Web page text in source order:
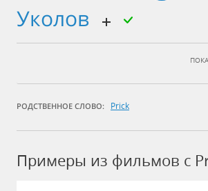
уколов
РОДСТВЕННОЕ СЛОВО: Prick
Примеры из фильмов c